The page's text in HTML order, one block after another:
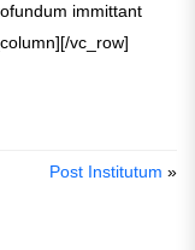
immittant
vc_row]
Post Institutum »